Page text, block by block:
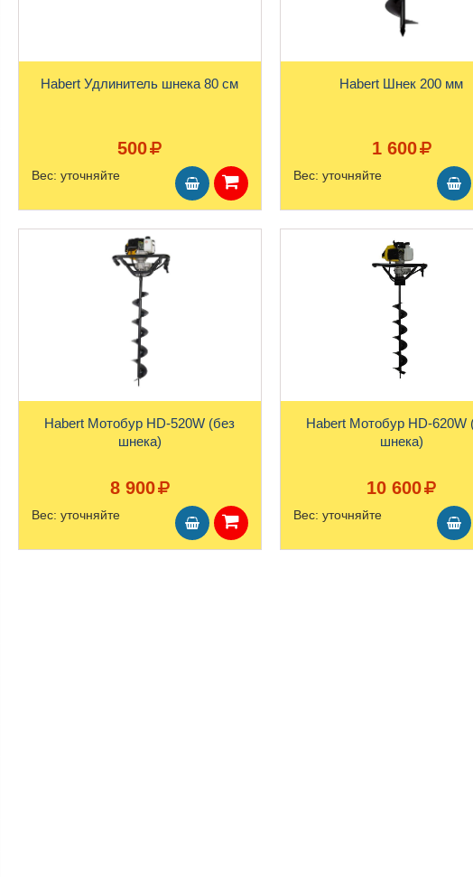
Habert Удлинитель шнека 80 см
500
Вес: уточняйте
Habert Шнек 200 мм
1 600
Вес: уточняйте
Habert Мотобур HD-520W (без
шнека)
8 900
Вес: уточняйте
Habert Мотобур HD-620W
шнека)
10 600
Вес: уточняйте